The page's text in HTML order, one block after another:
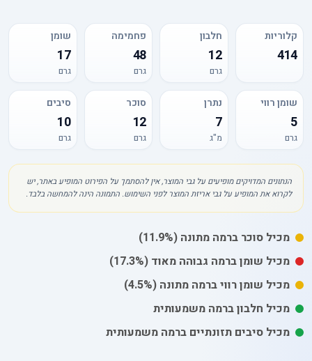
קלוריות
414
חלבון
12
גרם
פחמימה
48
גרם
שומן
17
גרם
שומן רווי
5
גרם
נתרן
7
מ"ג
סוכר
12
גרם
סיבים
10
גרם
הנתונים המדויקים מופיעים על גבי המוצר, אין להסתמך על הפירוט המופיע באתר, יש
לקרוא את המופיע על גבי אריזת המוצר לפני השימוש. התמונה הינה להמחשה בלבד.
מכיל סוכר ברמה מתונה (11.9%)
מכיל שומןברמה גבוהה מאוד (17.3%)
מכיל שומן רוויברמה מתונה (4.5%)
מכיל חלבון ברמה משמעותית
מכיל סיבים תזונתיים ברמה משמעותית